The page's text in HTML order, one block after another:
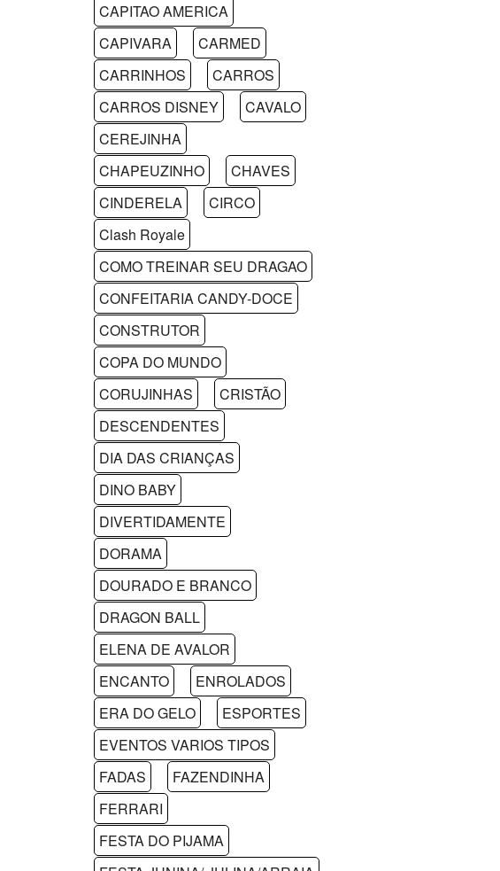
CAPITAO AMERICA
CAPIVARA
CARMED
CARRINHOS
CARROS
CARROS DISNEY
CAVALO
CEREJINHA
CHAPEUZINHO
CHAVES
CINDERELA
CIRCO
Clash Royale
COMO TREINAR SEU DRAGAO
CONFEITARIA CANDY-DOCE
CONSTRUTOR
COPA DO MUNDO
CORUJINHAS
CRISTÃO
DESCENDENTES
DIA DAS CRIANÇAS
DINO BABY
DIVERTIDAMENTE
DORAMA
DOURADO E BRANCO
DRAGON BALL
ELENA DE AVALOR
ENCANTO
ENROLADOS
ERA DO GELO
ESPORTES
EVENTOS VARIOS TIPOS
FADAS
FAZENDINHA
FERRARI
FESTA DO PIJAMA